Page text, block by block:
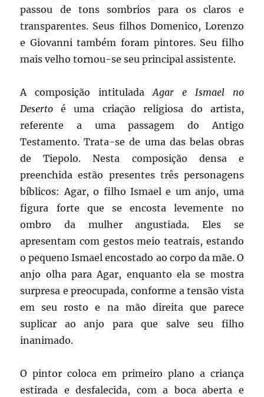
passou de tons sombrios para os claros e
transparentes. Seus filhos Domenico, Lorenzo
e Giovanni também foram pintores. Seu filho
mais velho tornou-se seu principal assistente.
A composição intituladaAgar e Ismael no
Deserto é uma criação religiosa do artista,
referente a uma passagem do Antigo
Testamento. Trata-se de uma das belas obras
de Tiepolo. Nesta composição densa e
preenchida estão presentes três personagens
bíblicos: Agar, o filho Ismael e um anjo, uma
figura forte que se encosta levemente no
ombro da mulher angustiada. Eles se
apresentam com gestos meio teatrais, estando
o pequeno Ismael encostado ao corpo da mãe. O
anjo olha para Agar, enquanto ela se mostra
surpresa e preocupada, conforme a tensão vista
em seu rosto e na mão direita que parece
suplicar ao anjo para que salve seu filho
inanimado.
O pintor coloca em primeiro plano a criança
estirada e desfalecida, com a boca aberta e